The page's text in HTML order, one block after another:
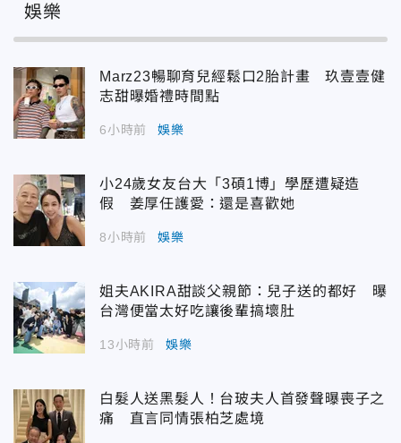
娛樂
Marz23暢聊育兒經鬆口2胎計畫 玖壹壹健
志甜曝婚禮時間點
6小時前 娛樂
小24歲女友台大「3碩1博」學歷遭疑造
假 姜厚任護愛：還是喜歡她
8小時前 娛樂
姐夫AKIRA甜談父親節：兒子送的都好 曝
台灣便當太好吃讓後輩搞壞肚
13小時前 娛樂
白髮人送黑髮人！台玻夫人首發聲曝喪子之
痛 直言同情張柏芝處境